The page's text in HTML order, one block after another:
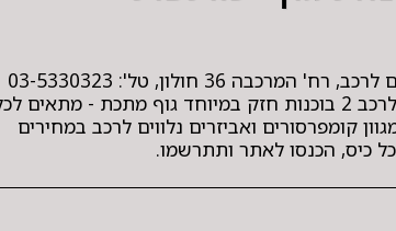
קומפרסור מקצועי לרכב 2 בוכנות חזק במיוחד גוף מתכת - מתאים
קומפרסורים ואביזרים נלווים לרכב במחירים
כיס, הכנסו לאתר ותתרשמו.